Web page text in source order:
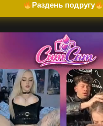
Раздень подругу